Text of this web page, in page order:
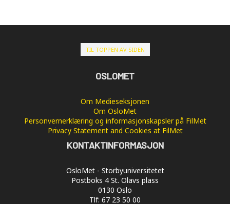
TIL TOPPEN AV SIDEN
OSLOMET
Om Medieseksjonen
Om OsloMet
Personvernerklæring og informasjonskapsler på FilMet
Privacy Statement and Cookies at FilMet
KONTAKTINFORMASJON
OsloMet - Storbyuniversitetet
Postboks 4 St. Olavs plass
0130 Oslo
Tlf: 67 23 50 00